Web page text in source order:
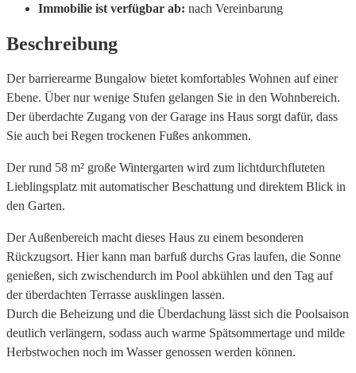
Immobilie ist verfügbar ab: nach Vereinbarung
Beschreibung
Der barrierearme Bungalow bietet komfortables Wohnen auf einer
Ebene. Über nur wenige Stufen gelangen Sie in den Wohnbereich.
Der überdachte Zugang von der Garage ins Haus sorgt dafür, dass
Sie auch bei Regen trockenen Fußes ankommen.
Der rund 58 m² große Wintergarten wird zum lichtdurchfluteten
Lieblingsplatz mit automatischer Beschattung und direktem Blick in
den Garten.
Der Außenbereich macht dieses Haus zu einem besonderen
Rückzugsort. Hier kann man barfuß durchs Gras laufen, die Sonne
genießen, sich zwischendurch im Pool abkühlen und den Tag auf
der überdachten Terrasse ausklingen lassen.
Durch die Beheizung und die Überdachung lässt sich die Poolsaison
deutlich verlängern, sodass auch warme Spätsommertage und milde
Herbstwochen noch im Wasser genossen werden können.